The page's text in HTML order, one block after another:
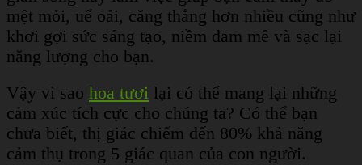
mệt mỏi, uể oải, căng thẳng hơn nhiều cũng như
khơi gợi sức sáng tạo, niềm đam mê và sạc lại
năng lượng cho bạn.
Vậy vì sao hoa tươi lại có thể mang lại những
cảm xúc tích cực cho chúng ta? Có thể bạn
chưa biết, thị giác chiếm đến 80% khả năng
cảm thụ trong 5 giác quan của con người.